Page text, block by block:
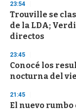
d
s
o
f
3
s
e
c
o
d
s
23:54
Trouville se
de la LDA;
directos
23:45
Conocé los
nocturna del
21:45
El nuevo